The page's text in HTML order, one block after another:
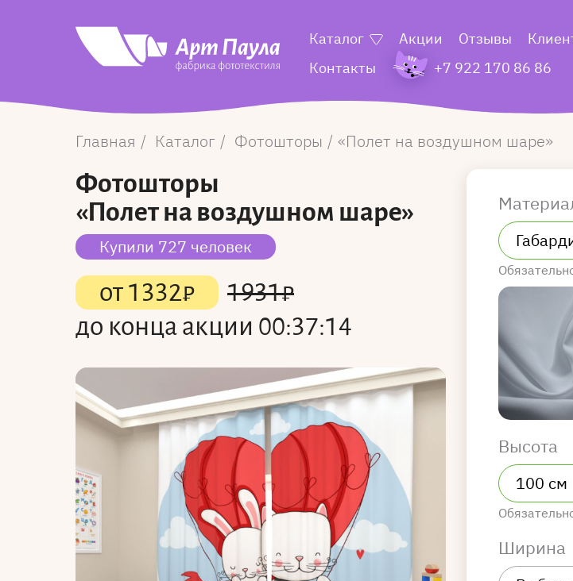
Каталог Акции Отзывы
Контакты
+7 922 170 86 86
Главная Каталог Фотошторы Полет на воздушном шаре
Фотошторы
«Полет на воздушном шаре»
Купили 727 человек
от1332₽ 1931₽
до конца акции 00:37:14
Высота
Ширина